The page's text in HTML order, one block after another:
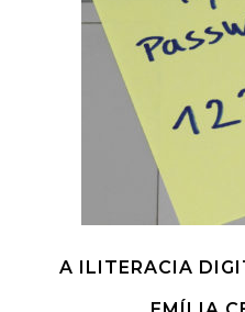
A ILITERACIA